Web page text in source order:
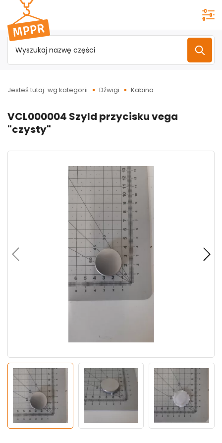
Przejdź do
menu
głównego
Jesteś tutaj: wg kategorii Dźwigi Kabina
VCL000004 Szyld przycisku vega
"czysty"